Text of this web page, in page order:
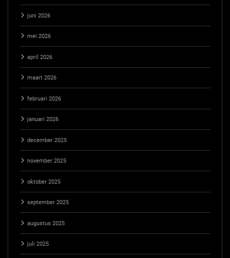
juni 2026
mei 2026
april 2026
maart 2026
februari 2026
januari 2026
december 2025
november 2025
oktober 2025
september 2025
augustus 2025
juli 2025